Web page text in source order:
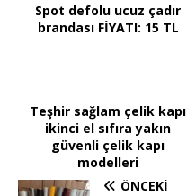
Spot defolu ucuz çadır
brandası FİYATI: 15 TL
Teşhir sağlam çelik kapı
ikinci el sıfıra yakın
güvenli çelik kapı
modelleri
ÖNCEKI